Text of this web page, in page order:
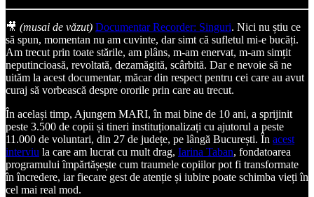
🎥 (musai de văzut) Documentar Recorder: Singuri. Nici nu știu ce
să spun, momentan nu am cuvinte, dar simt că sufletul mi-e bucăți.
Am trecut prin toate stările, am plâns, m-am enervat, m-am simțit
neputincioasă, revoltată, dezamăgită, scârbită. Dar e nevoie să ne
uităm la acest documentar, măcar din respect pentru cei care au avut
curaj să vorbească despre ororile prin care au trecut.
În același timp, Ajungem MARI, în mai bine de 10 ani, a sprijinit
peste 3.500 de copii și tineri instituționalizați cu ajutorul a peste
11.000 de voluntari, din 27 de județe, pe lângă București. În acest
interviu la care am lucrat cu mult drag, Iarina Taban, fondatoarea
programului împărtășește cum traumele copiilor pot fi transformate
în încredere, iar fiecare gest de atenție și iubire poate schimba vieți în
cel mai real mod.